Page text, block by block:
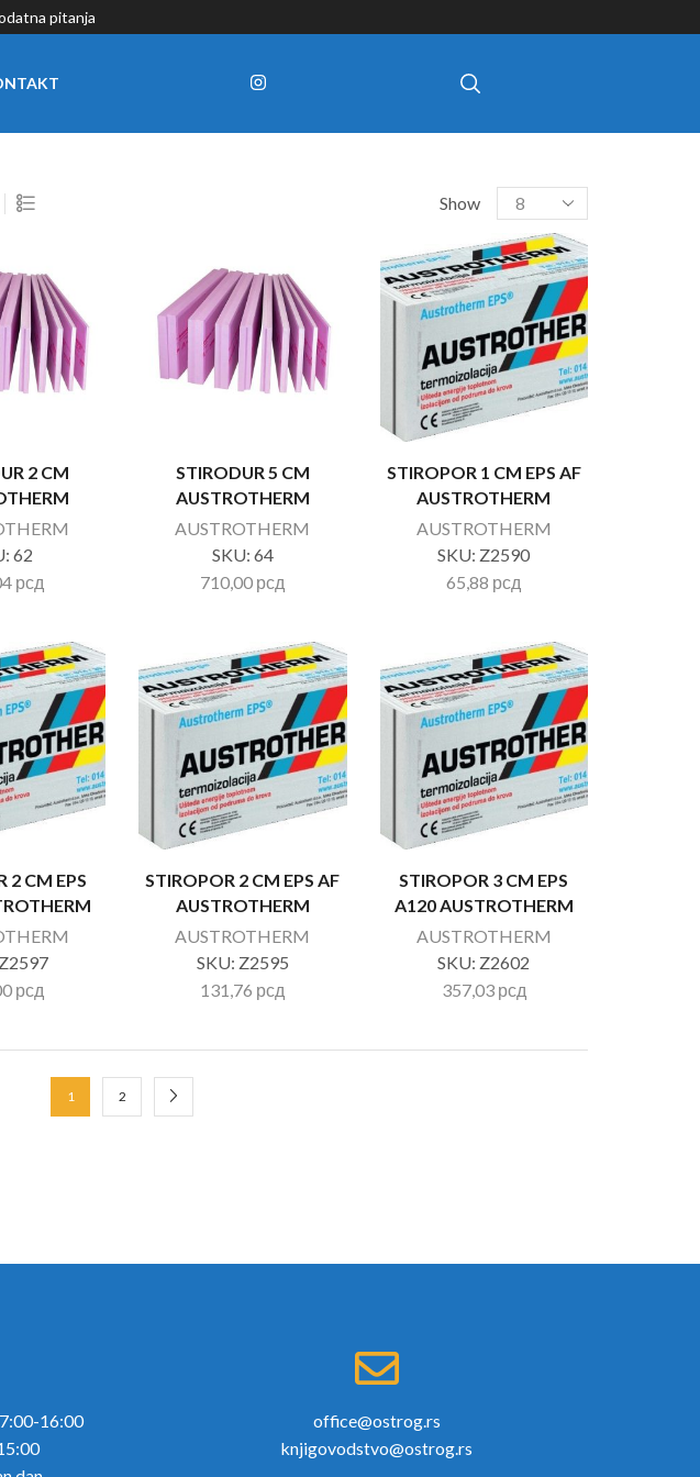
pitanja
Show
2 CM
62
рсд
STIRODUR 5 CM
AUSTROTHERM
AUSTROTHERM
SKU: 64
710,00 рсд
STIROPOR 1 CM EPS AF
AUSTROTHERM
AUSTROTHERM
SKU: Z2590
65,88 рсд
2 CM EPS
Z2597
рсд
STIROPOR 2 CM EPS AF
AUSTROTHERM
AUSTROTHERM
SKU: Z2595
131,76 рсд
STIROPOR 3 CM EPS
A120 AUSTROTHERM
AUSTROTHERM
SKU: Z2602
357,03 рсд
1 2
16:00
office@ostrog.rs
knjigovodstvo@ostrog.rs